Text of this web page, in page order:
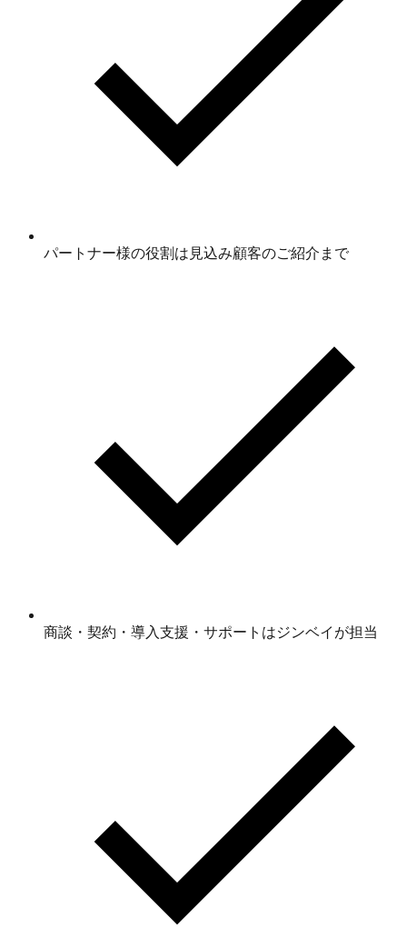
パートナー様の役割は見込み顧客のご紹介まで
商談・契約・導入支援・サポートはジンベイが担当